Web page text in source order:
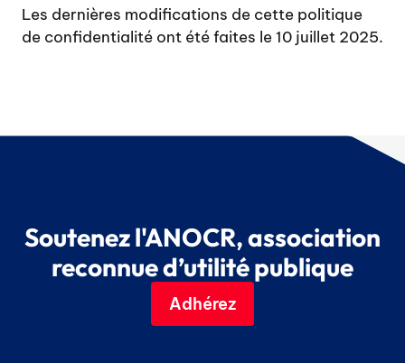
Les dernières modifications de cette politique
de confidentialité ont été faites le 10 juillet 2025.
Soutenez l'ANOCR, association
reconnue d’utilité publique
Adhérez